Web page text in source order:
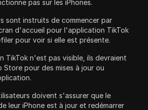
pas sur les iPhones.
sont instruits de commencer par
d'accueil pour l'application TikTok
pour voir si elle est présente.
TikTok n'est pas visible, ils devraient
Store pour des mises à jour ou
doivent s'assurer que le
leur iPhone est à jour et redémarrer